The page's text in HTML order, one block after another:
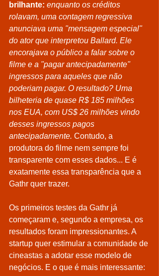
brilhante: enquanto os créditos
rolavam, uma contagem regressiva
anunciava uma "mensagem especial"
do ator que interpretou Ballard. Ele
encorajava o público a falar sobre o
filme e a "pagar antecipadamente"
ingressos para aqueles que não
poderiam pagar. O resultado? Uma
bilheteria de quase R$ 185 milhões
nos EUA, com US$ 26 milhões vindo
desses ingressos pagos
antecipadamente. Contudo, a
produtora do filme nem sempre foi
transparente com esses dados... E é
exatamente essa transparência que a
Gathr quer trazer.
Os primeiros testes da Gathr já
começaram e, segundo a empresa, os
resultados foram impressionantes. A
startup quer estimular a comunidade de
cineastas a adotar esse modelo de
negócios. E o que é mais interessante: